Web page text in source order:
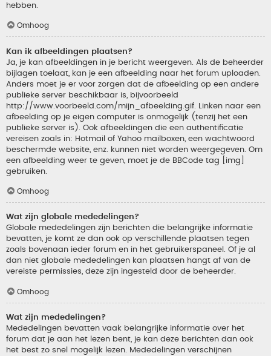
hebben.
Omhoog
Kan ik afbeeldingen plaatsen?
Ja, je kan afbeeldingen in je bericht weergeven. Als de beheerder
bijlagen toelaat, kan je een afbeelding naar het forum uploaden.
Anders moet je er voor zorgen dat de afbeelding op een andere
publieke server beschikbaar is, bijvoorbeeld
http://www.voorbeeld.com/mijn_afbeelding.gif. Linken naar een
afbeelding op je eigen computer is onmogelijk (tenzij het een
publieke server is). Ook afbeeldingen die een authentificatie
vereisen zoals in: Hotmail of Yahoo mailboxen, een wachtwoord
beschermde website, enz. kunnen niet worden weergegeven. Om
een afbeelding weer te geven, moet je de BBCode tag [img]
gebruiken.
Omhoog
Wat zijn globale mededelingen?
Globale mededelingen zijn berichten die belangrijke informatie
bevatten, je komt ze dan ook op verschillende plaatsen tegen
zoals bovenaan ieder forum en in het gebruikerspaneel. Of je al
dan niet globale mededelingen kan plaatsen hangt af van de
vereiste permissies, deze zijn ingesteld door de beheerder.
Omhoog
Wat zijn mededelingen?
Mededelingen bevatten vaak belangrijke informatie over het
forum dat je aan het lezen bent, je kan deze berichten dan ook
het best zo snel mogelijk lezen. Mededelingen verschijnen